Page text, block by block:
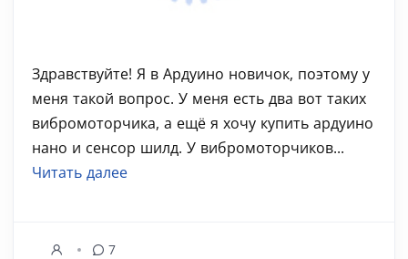
Здравствуйте! Я в Ардуино новичок, поэтому у
меня такой вопрос. У меня есть два вот таких
вибромоторчика, а ещё я хочу купить ардуино
нано и сенсор шилд. У вибромоторчиков...
Читать далее
7